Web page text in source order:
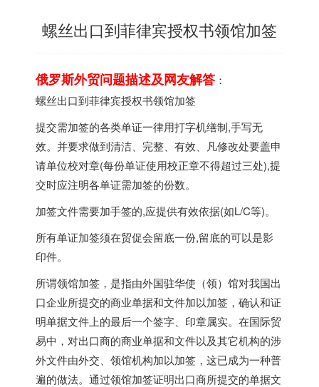
螺丝出口到菲律宾授权书领馆加签
俄罗斯外贸问题描述及网友解答：
螺丝出口到菲律宾授权书领馆加签
提交需加签的各类单证一律用打字机缮制,手写无
效。并要求做到清洁、完整、有效、凡修改处要盖申
请单位校对章(每份单证使用校正章不得超过三处),提
交时应注明各单证需加签的份数。
加签文件需要加手签的,应提供有效依据(如L/C等)。
所有单证加签须在贸促会留底一份,留底的可以是影
印件。
所谓领馆加签，是指由外国驻华使（领）馆对我国出
口企业所提交的商业单据和文件加以加签，确认和证
明单据文件上的最后一个签字、印章属实。在国际贸
易中，对出口商的商业单据和文件以及其它机构的涉
外文件由外交、领馆机构加以加签，这已成为一种普
遍的做法。通过领馆加签证明出口商所提交的单据文